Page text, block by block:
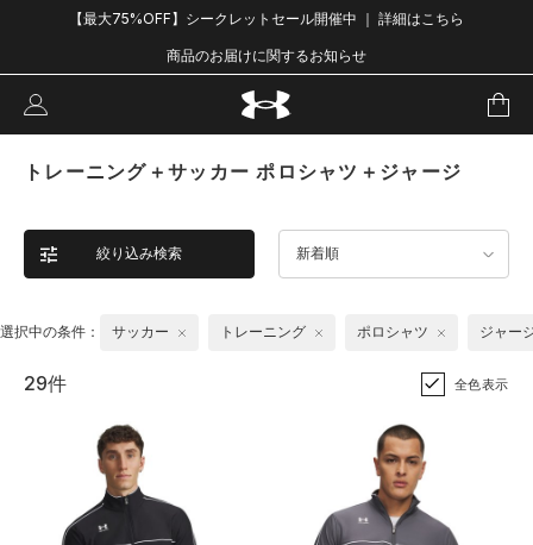
【最大75%OFF】シークレットセール開催中 ｜ 詳細はこちら
商品のお届けに関するお知らせ
トレーニング＋サッカー ポロシャツ＋ジャージ
絞り込み検索 新着順
選択中の条件： サッカー トレーニング ポロシャツ ジャー
29件 全色表示